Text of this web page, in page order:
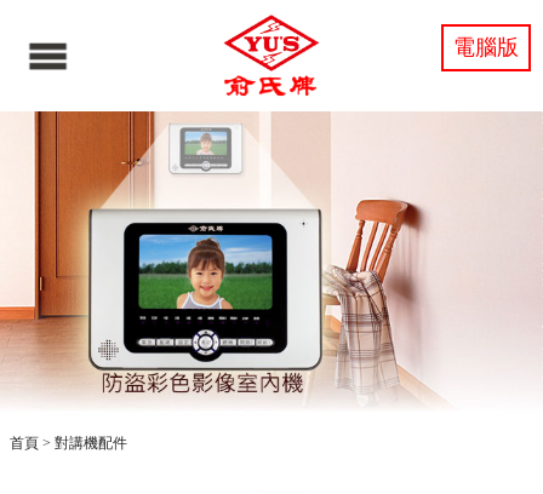
電腦版
首頁 > 對講機配件